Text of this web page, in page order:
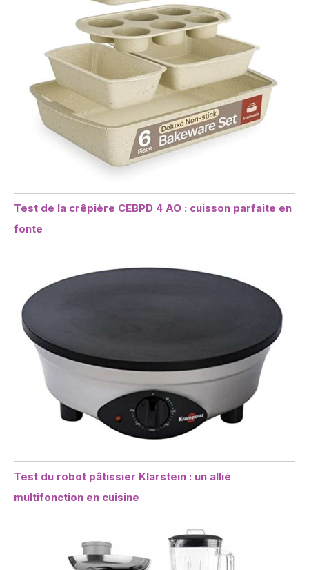
Test de la crêpière CEBPD 4 AO : cuisson parfaite en
fonte
Test du robot pâtissier Klarstein : un allié
multifonction en cuisine